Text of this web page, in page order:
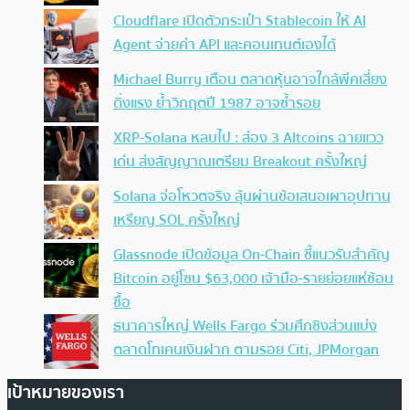
Cloudflare เปิดตัวกระเป๋า Stablecoin ให้ AI
Agent จ่ายค่า API และคอนเทนต์เองได้
Michael Burry เตือน ตลาดหุ้นอาจใกล้พีคเสี่ยง
ดิ่งแรง ย้ำวิกฤตปี 1987 อาจซ้ำรอย
XRP-Solana หลบไป : ส่อง 3 Altcoins ฉายแวว
เด่น ส่งสัญญาณเตรียม Breakout ครั้งใหญ่
Solana จ่อโหวตจริง ลุ้นผ่านข้อเสนอเผาอุปทาน
เหรียญ SOL ครั้งใหญ่
Glassnode เปิดข้อมูล On-Chain ชี้แนวรับสำคัญ
Bitcoin อยู่โซน $63,000 เจ้ามือ-รายย่อยแห่ช้อน
ซื้อ
ธนาคารใหญ่ Wells Fargo ร่วมศึกชิงส่วนแบ่ง
ตลาดโทเคนเงินฝาก ตามรอย Citi, JPMorgan
เป้าหมายของเรา